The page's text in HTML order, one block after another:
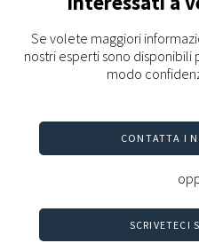
Se volete maggiori
nostri esperti sono
modo
CONTATTA I
SCRIVETECI